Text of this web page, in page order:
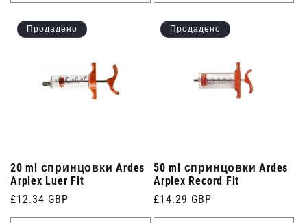
Продадено
20 ml спринцовки Ardes
Arplex Luer Fit
Редовна
цена
£12.34 GBP
Продадено
50 ml спринцовки Ardes
Arplex Record Fit
Редовна
цена
£14.29 GBP